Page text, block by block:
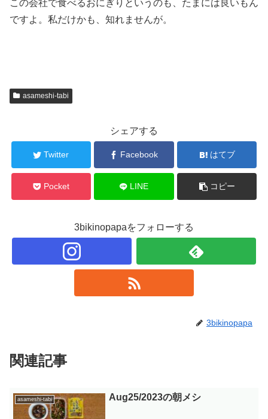
この会社で食べるおにぎりというのも、たまには良いもん
ですよ。私だけかも、知れませんが。
asameshi-tabi
シェアする
Twitter Facebook はてブ
Pocket LINE コピー
3bikinopapaをフォローする
3bikinopapa
関連記事
asameshi-tabi Aug25/2023の朝メシ